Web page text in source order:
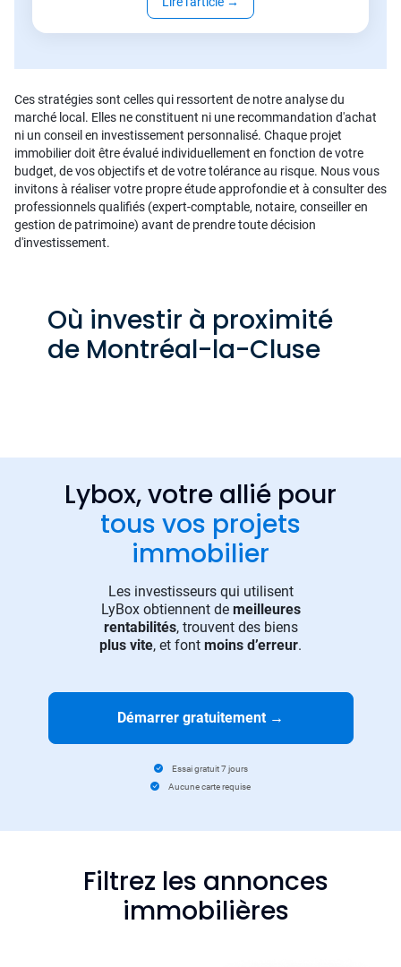
Ces stratégies sont celles qui ressortent de notre analyse du
marché local. Elles ne constituent ni une recommandation d'achat
ni un conseil en investissement personnalisé. Chaque projet
immobilier doit être évalué individuellement en fonction de votre
budget, de vos objectifs et de votre tolérance au risque. Nous vous
invitons à réaliser votre propre étude approfondie et à consulter des
professionnels qualifiés (expert-comptable, notaire, conseiller en
gestion de patrimoine) avant de prendre toute décision
d'investissement.
Où investir à proximité
de Montréal-la-Cluse
Lybox, votre allié pour
tous vos projets
immobilier
Les investisseurs qui utilisent
LyBox obtiennent de meilleures
rentabilités, trouvent des biens
plus vite, et font moins d’erreur.
Démarrer gratuitement →
Essai gratuit 7 jours
Aucune carte requise
Filtrez les annonces
immobilières